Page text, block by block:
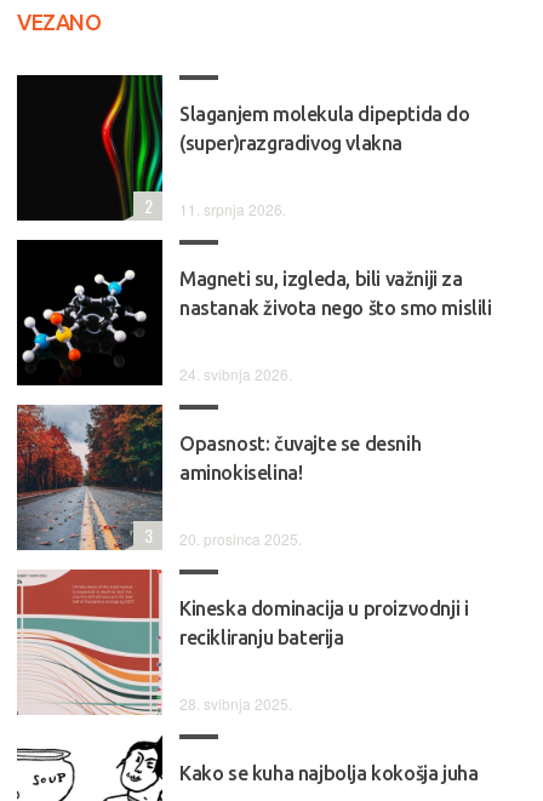
VEZANO
Slaganjem molekula dipeptida do
(super)razgradivog vlakna
11. srpnja 2026.
2
Magneti su, izgleda, bili važniji za
nastanak života nego što smo mislili
24. svibnja 2026.
Opasnost: čuvajte se desnih
aminokiselina!
20. prosinca 2025.
3
Kineska dominacija u proizvodnji i
recikliranju baterija
28. svibnja 2025.
Kako se kuha najbolja kokošja juha